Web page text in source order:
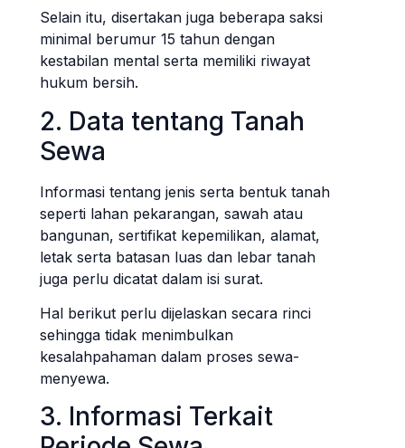
Selain itu, disertakan juga beberapa saksi
minimal berumur 15 tahun dengan
kestabilan mental serta memiliki riwayat
hukum bersih.
2. Data tentang Tanah
Sewa
Informasi tentang jenis serta bentuk tanah
seperti lahan pekarangan, sawah atau
bangunan, sertifikat kepemilikan, alamat,
letak serta batasan luas dan lebar tanah
juga perlu dicatat dalam isi surat.
Hal berikut perlu dijelaskan secara rinci
sehingga tidak menimbulkan
kesalahpahaman dalam proses sewa-
menyewa.
3. Informasi Terkait